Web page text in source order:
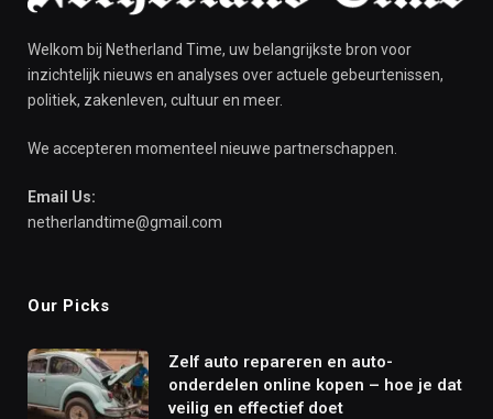
Welkom bij Netherland Time, uw belangrijkste bron voor
inzichtelijk nieuws en analyses over actuele gebeurtenissen,
politiek, zakenleven, cultuur en meer.
We accepteren momenteel nieuwe partnerschappen.
Email Us:
netherlandtime@gmail.com
Our Picks
Zelf auto repareren en auto-
onderdelen online kopen – hoe je dat
veilig en effectief doet